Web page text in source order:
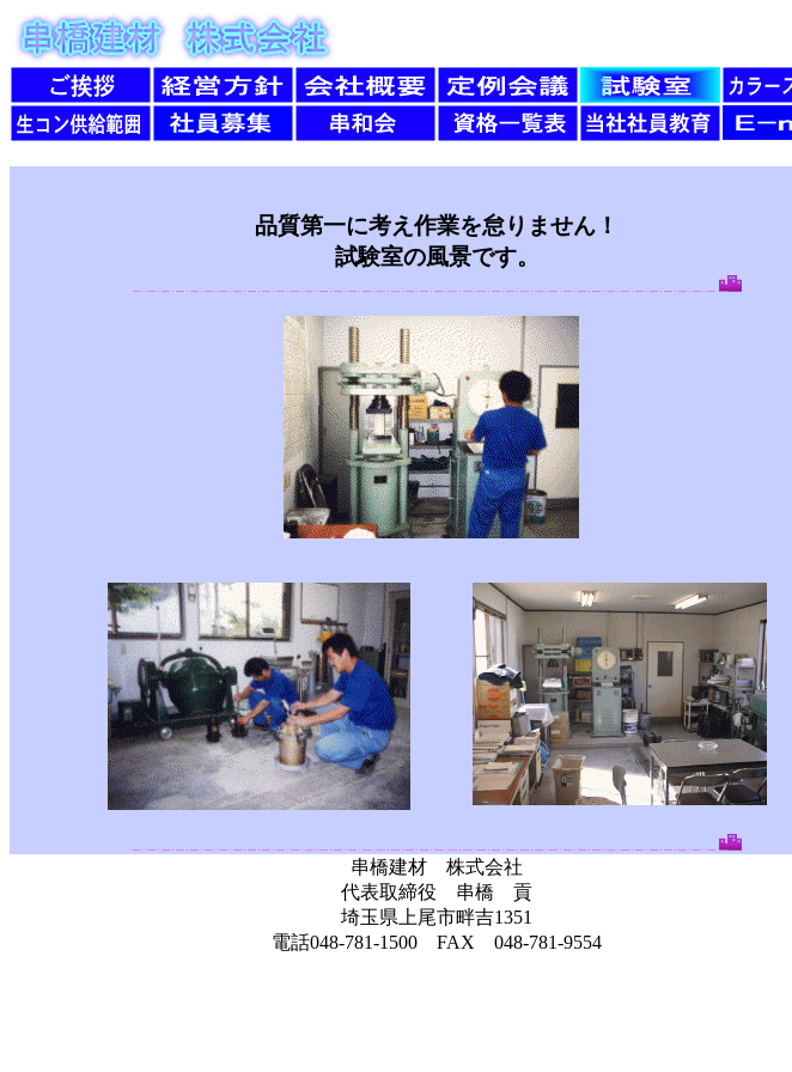
品質第一に考え作業を怠りません！
試験室の風景です。
串橋建材 株式会社
代表取締役 串橋 貢
埼玉県上尾市畔吉1351
電話048-781-1500 FAX 048-781-9554